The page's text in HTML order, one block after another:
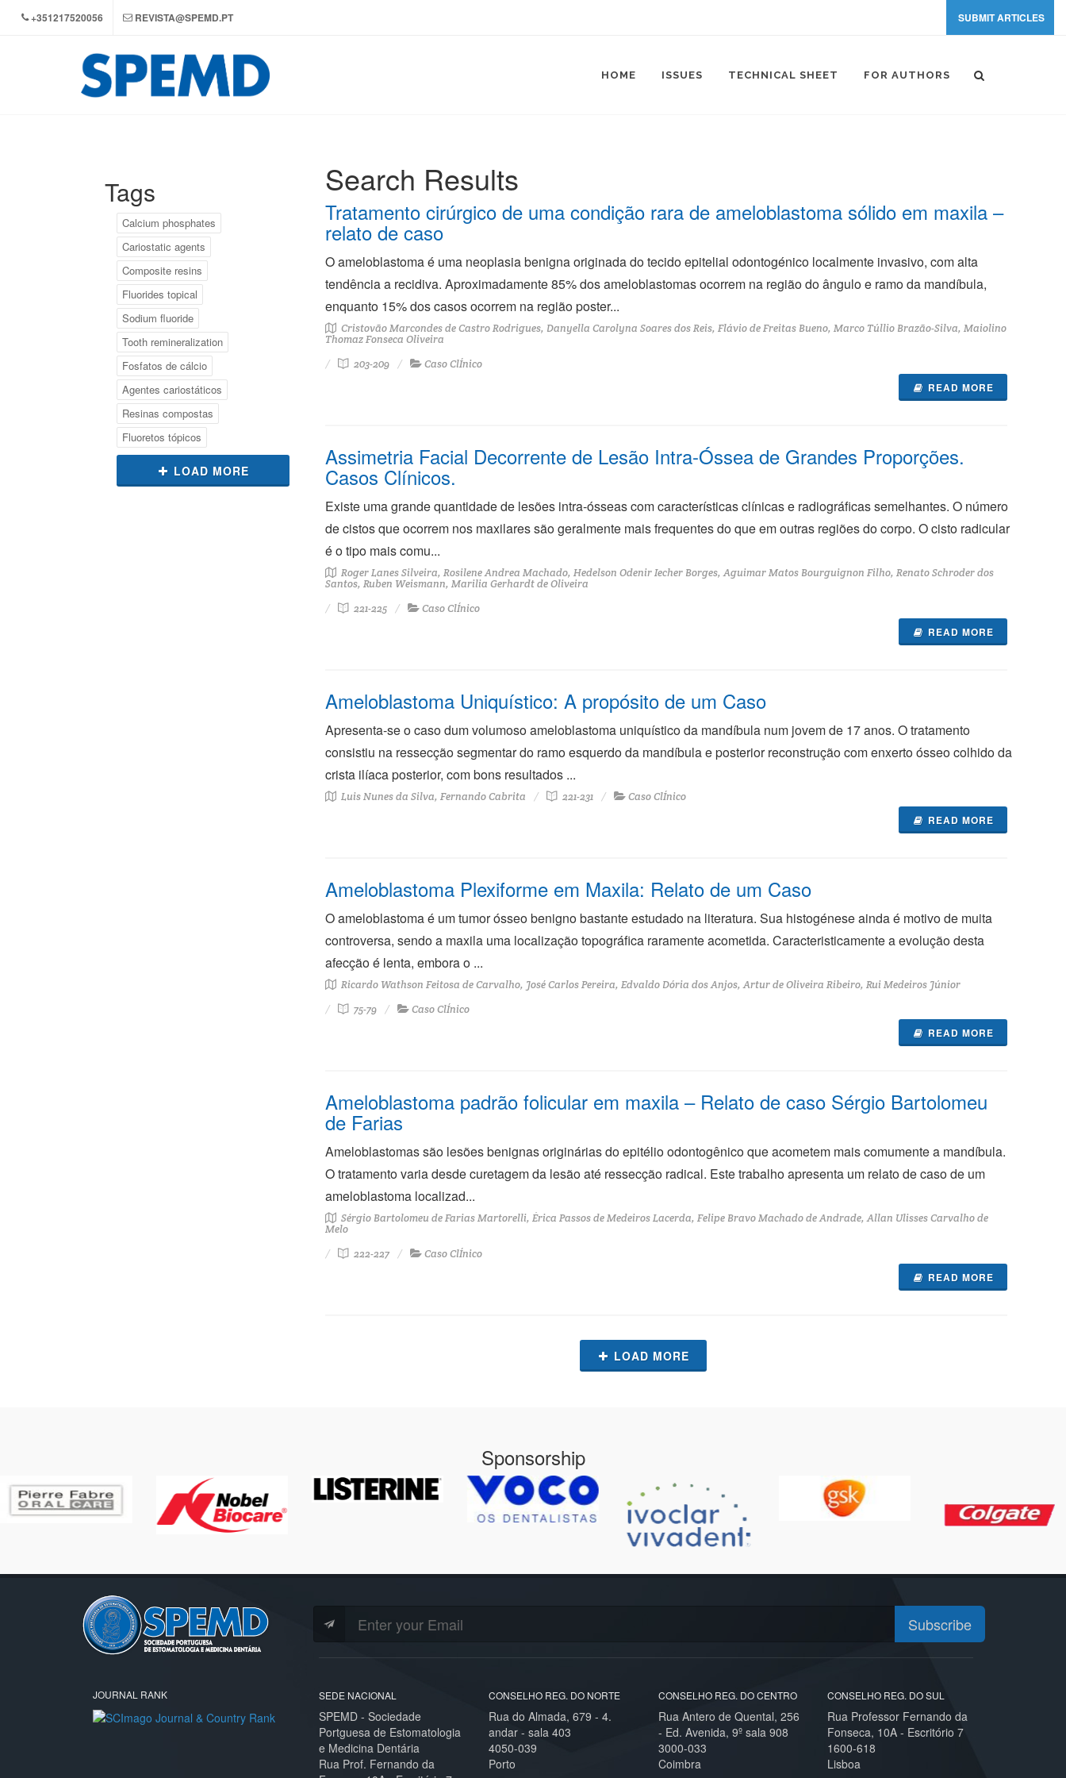
+351217520056 REVISTA@SPEMD.PT SUBMIT ARTICLES
HOME ISSUES TECHNICAL SHEET FOR AUTHORS
Tags
Calcium phosphates
Cariostatic agents
Composite resins
Fluorides topical
Sodium fluoride
Tooth remineralization
Fosfatos de cálcio
Agentes cariostáticos
Resinas compostas
Fluoretos tópicos
LOAD MORE
Search Results
Tratamento cirúrgico de uma condição rara de ameloblastoma sólido em maxila –
relato de caso
O ameloblastoma é uma neoplasia benigna originada do tecido epitelial odontogénico localmente invasivo, com alta
tendência a recidiva. Aproximadamente 85% dos ameloblastomas ocorrem na região do ângulo e ramo da mandíbula,
enquanto 15% dos casos ocorrem na região poster...
Cristovão Marcondes de Castro Rodrigues, Danyella Carolyna Soares dos Reis, Flávio de Freitas Bueno, Marco Túllio Brazão-Silva, Maiolino
Thomaz Fonseca Oliveira
203-209
Caso ClÍnico
READ MORE
Assimetria Facial Decorrente de Lesão Intra-Óssea de Grandes Proporções.
Casos Clínicos.
Existe uma grande quantidade de lesões intra-ósseas com características clínicas e radiográficas semelhantes. O número
de cistos que ocorrem nos maxilares são geralmente mais frequentes do que em outras regiões do corpo. O cisto radicular
é o tipo mais comu...
Roger Lanes Silveira, Rosilene Andrea Machado, Hedelson Odenir Iecher Borges, Aguimar Matos Bourguignon Filho, Renato Schroder dos
Santos, Ruben Weismann, Marilia Gerhardt de Oliveira
221-225
Caso ClÍnico
READ MORE
Ameloblastoma Uniquístico: A propósito de um Caso
Apresenta-se o caso dum volumoso ameloblastoma uniquístico da mandíbula num jovem de 17 anos. O tratamento
consistiu na ressecção segmentar do ramo esquerdo da mandíbula e posterior reconstrução com enxerto ósseo colhido da
crista ilíaca posterior, com bons resultados ...
Luis Nunes da Silva, Fernando Cabrita 221-231 Caso ClÍnico
READ MORE
Ameloblastoma Plexiforme em Maxila: Relato de um Caso
O ameloblastoma é um tumor ósseo benigno bastante estudado na literatura. Sua histogénese ainda é motivo de muita
controversa, sendo a maxila uma localização topográfica raramente acometida. Caracteristicamente a evolução desta
afecção é lenta, embora o ...
Ricardo Wathson Feitosa de Carvalho, José Carlos Pereira, Edvaldo Dória dos Anjos, Artur de Oliveira Ribeiro, Rui Medeiros Júnior
75-79
Caso ClÍnico
READ MORE
Ameloblastoma padrão folicular em maxila – Relato de caso Sérgio Bartolomeu
de Farias
Ameloblastomas são lesões benignas originárias do epitélio odontogênico que acometem mais comumente a mandíbula.
O tratamento varia desde curetagem da lesão até ressecção radical. Este trabalho apresenta um relato de caso de um
ameloblastoma localizad...
Sérgio Bartolomeu de Farias Martorelli, Érica Passos de Medeiros Lacerda, Felipe Bravo Machado de Andrade, Allan Ulisses Carvalho de
Melo
222-227
Caso ClÍnico
READ MORE
LOAD MORE
Sponsorship
Subscribe
JOURNAL RANK SEDE NACIONAL
SPEMD - Sociedade
Portguesa de Estomatologia
e Medicina Dentária
Rua Prof. Fernando da
CONSELHO REG. DO NORTE
Rua do Almada, 679 - 4.
andar - sala 403
4050-039
Porto
CONSELHO REG. DO CENTRO
Rua Antero de Quental, 256
- Ed. Avenida, 9º sala 908
3000-033
Coimbra
CONSELHO REG. DO SUL
Rua Professor Fernando da
Fonseca, 10A - Escritório 7
1600-618
Lisboa